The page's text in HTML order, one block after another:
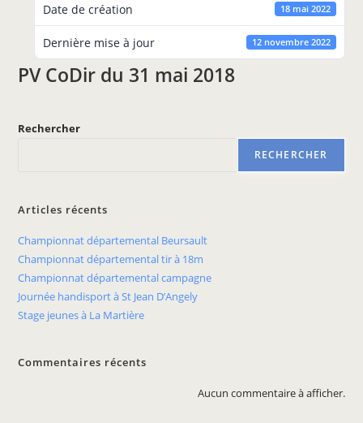
Date de création 18 mai 2022
Dernière mise à jour 12 novembre 2022
PV CoDir du 31 mai 2018
Rechercher
RECHERCHER
Articles récents
Championnat départemental Beursault
Championnat départemental tir à 18m
Championnat départemental campagne
Journée handisport à St Jean D’Angely
Stage jeunes à La Martière
Commentaires récents
Aucun commentaire à afficher.